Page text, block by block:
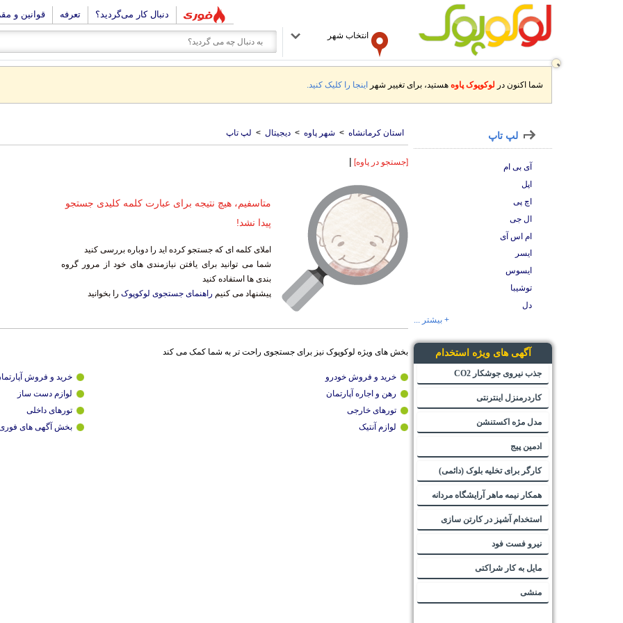
دنبال کار می‌گردید؟ تعرفه قوانین و
انتخاب شهر
شما اکنون در لوکوپوک پاوه هستید، برای تغییر شهر اینجا را کلیک کنید.
استان کرمانشاه > شهر پاوه > دیجیتال > لپ تاپ
[جستجو در پاوه] |
متاسفیم، هیچ نتیجه برای عبارت کلمه کلیدی جستجو
پیدا نشد!
املای کلمه ای که جستجو کرده اید را دوباره بررسی کنید
شما می توانید برای یافتن نیازمندی های خود از مرور گروه
بندی ها استفاده کنید
پیشنهاد می کنیم راهنمای جستجوی لوکوپوک را بخوانید
بخش های ویژه لوکوپوک نیز برای جستجوی راحت تر به شما کمک می کند
خرید و فروش خودرو
خرید و فروش
رهن و اجاره آپارتمان
لوازم دست ساز
تورهای خارجی
تورهای داخلی
لوازم آنتیک
بخش آگهی های
لپ تاپ
آی بی ام
اپل
اچ پی
ال جی
ام اس آی
ایسر
ایسوس
توشیبا
دل
+ بیشتر ...
آگهی های ویژه استخدام
جذب نیروی جوشکار CO2
کاردرمنزل اینترنتی
مدل مژه اکستنشن
ادمین پیج
کارگر برای تخلیه بلوک (دائمی)
همکار نیمه ماهر آرایشگاه مردانه
استخدام آشپز در کارتن سازی
نیرو فست فود
مایل به کار شراکتی
منشی